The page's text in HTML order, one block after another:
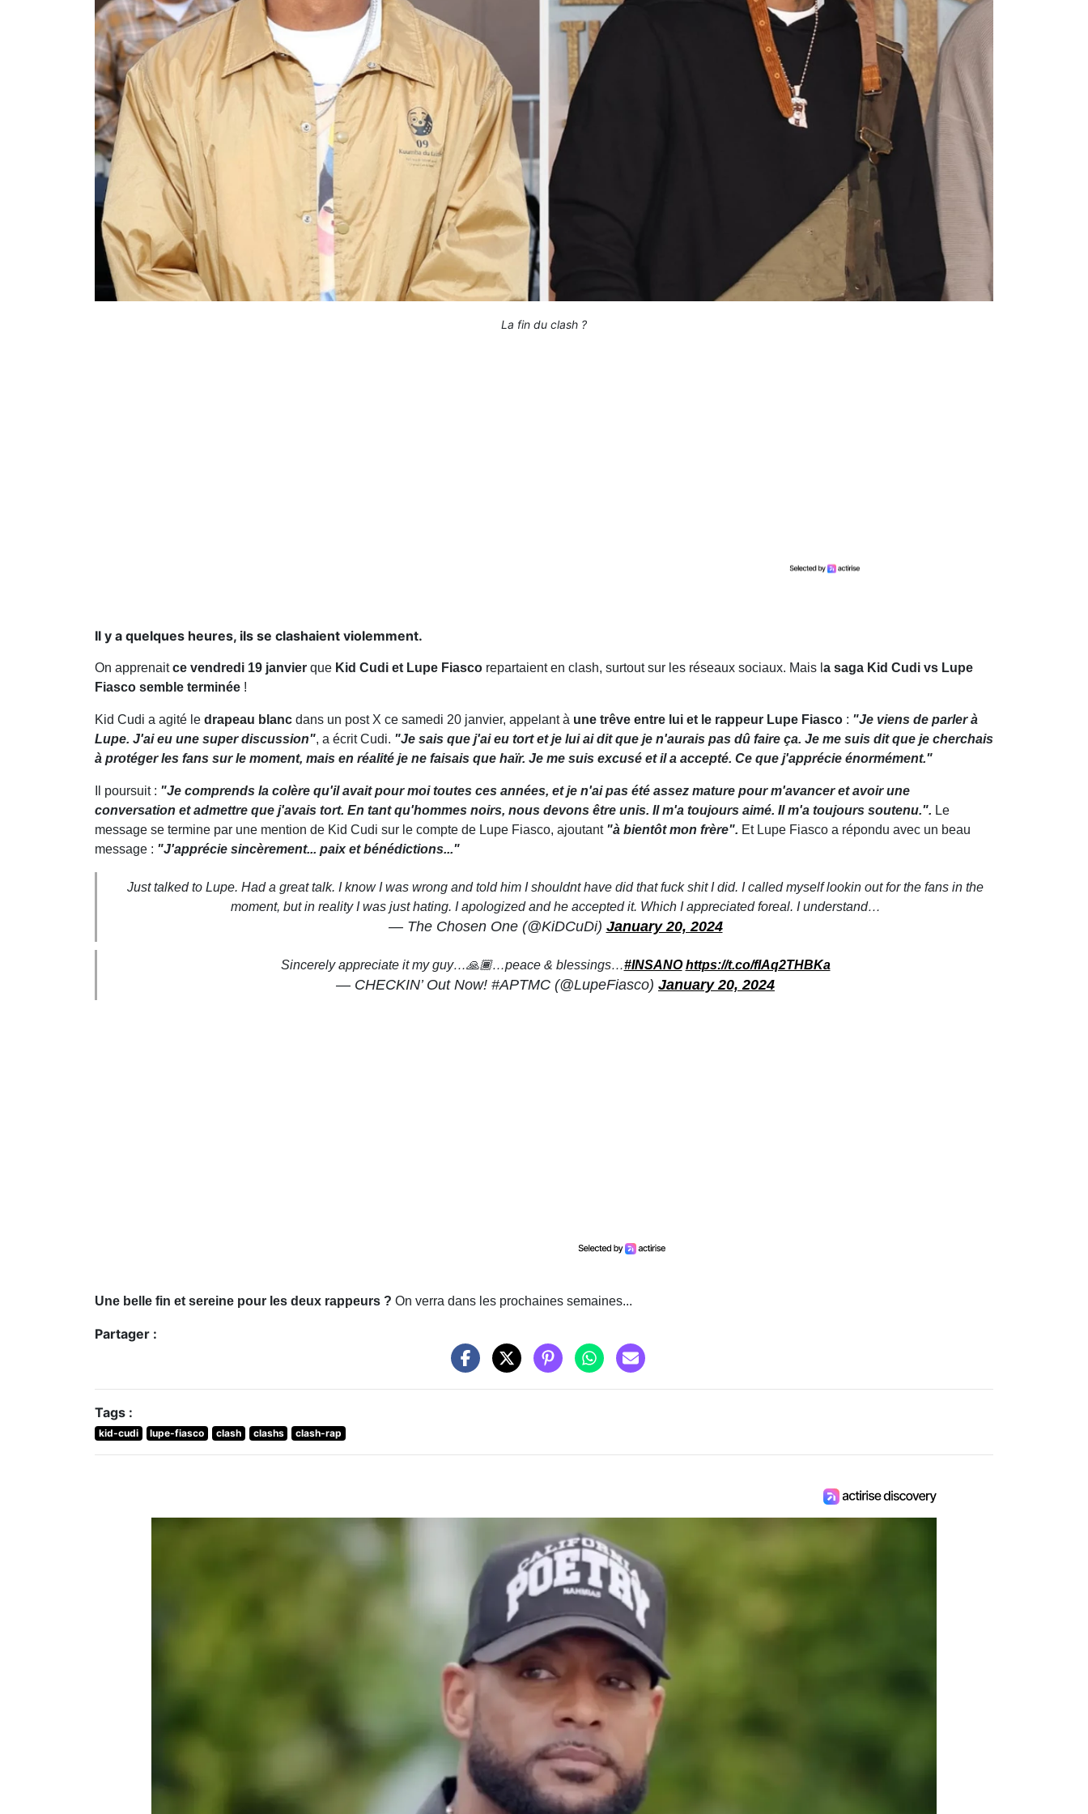
La fin du clash ?
Il y a quelques heures, ils se clashaient violemment.
On apprenaitce vendredi 19 janvier que Kid Cudi et Lupe Fiasco repartaient en clash, surtout sur les réseaux sociaux. Mais l a saga Kid Cudi vs Lupe
Fiasco semble terminée !
Kid Cudi a agité le drapeau blanc dans un post X ce samedi 20 janvier, appelant à une trêve entre lui et le rappeur Lupe Fiasco : "Je viens de parler à
Lupe. J'ai eu une super discussion", a écrit Cudi. "Je sais que j'ai eu tort et je lui ai dit que je n'aurais pas dû faire ça. Je me suis dit que je cherchais
à protéger les fans sur le moment, mais en réalité je ne faisais que haïr. Je me suis excusé et il a accepté. Ce que j'apprécie énormément."
Il poursuit : "Je comprends la colère qu'il avait pour moi toutes ces années, et je n'ai pas été assez mature pour m'avancer et avoir une
conversation et admettre que j'avais tort. En tant qu'hommes noirs, nous devons être unis. Il m'a toujours aimé. Il m'a toujours soutenu.". Le
message se termine par une mention de Kid Cudi sur le compte de Lupe Fiasco, ajoutant"à bientôt mon frère". Et Lupe Fiasco a répondu avec un beau
message : "J'apprécie sincèrement... paix et bénédictions..."
Just talked to Lupe. Had a great talk. I know I was wrong and told him I shouldnt have did that fuck shit I did. I called myself lookin out for the fans in the
moment, but in reality I was just hating. I apologized and he accepted it. Which I appreciated foreal. I understand…
— The Chosen One (@KiDCuDi) January 20, 2024
Sincerely appreciate it my guy…🙏🏾…peace & blessings…#INSANO https://t.co/fIAq2THBKa
— CHECKIN’ Out Now! #APTMC (@LupeFiasco) January 20, 2024
Une belle fin et sereine pour les deux rappeurs ? On verra dans les prochaines semaines...
Partager :
Tags :
kid-cudi lupe-fiasco clash clashs clash-rap